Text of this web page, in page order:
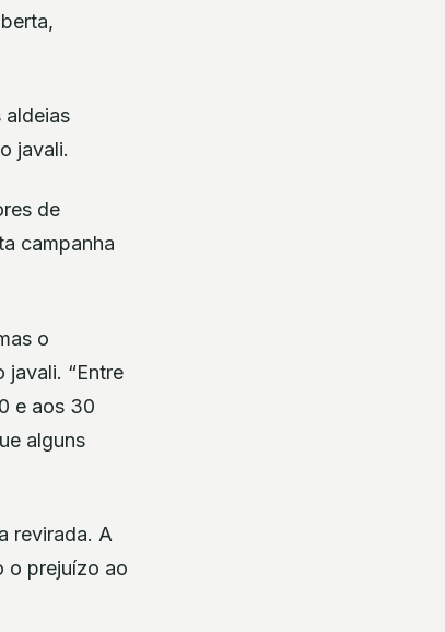
aldeias
javali.
de
campanha
o
javali. “Entre
e aos 30
alguns
revirada. A
o prejuízo ao